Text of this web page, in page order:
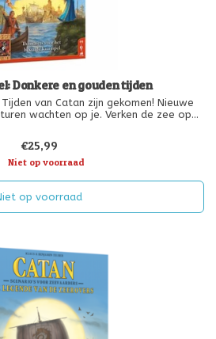
Donkere en gouden tijden
van Catan zijn gekomen! Nieuwe
wachten op je. Verken de zee op
wijsheid en
€25,99
Niet op voorraad
op voorraad